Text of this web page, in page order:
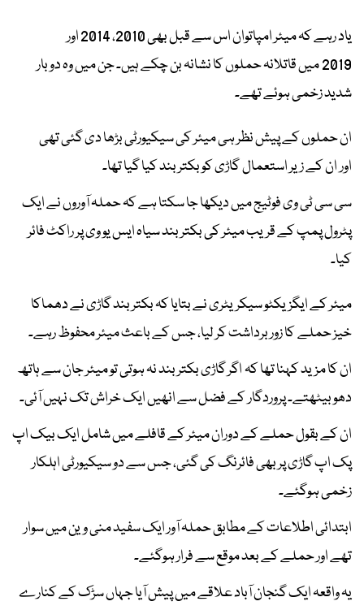
یاد رہے کہ میئر امپاتوان اس سے قبل بھی 2010، 2014 اور
2019 میں قاتلانہ حملوں کا نشانہ بن چکے ہیں۔ جن میں وہ دو بار
شدید زخمی ہوئے تھے۔
ان حملوں کے پیش نظر ہی میئر کی سیکیورٹی بڑھا دی گئی تھی
اور ان کے زیر استعمال گاڑی کو بکتر بند کیا گیا تھا۔
سی سی ٹی وی فوٹیج میں دیکھا جا سکتا ہے کہ حملہ آوروں نے ایک
پٹرول پمپ کے قریب میئر کی بکتر بند سیاہ ایس یو وی پر راکٹ فائر
کیا۔
میئر کے ایگزیکٹو سیکریٹری نے بتایا کہ بکتر بند گاڑی نے دھماکا
خیز حملے کا زور برداشت کر لیا، جس کے باعث میئر محفوظ رہے۔
ان کا مزید کہنا تھا کہ اگر گاڑی بکتر بند نہ ہوتی تو میئر جان سے ہاتھ
دھو بیٹھتے۔ پروردگار کے فضل سے انھیں ایک خراش تک نہیں آئی۔
ان کے بقول حملے کے دوران میئر کے قافلے میں شامل ایک بیک اپ
پک اپ گاڑی پر بھی فائرنگ کی گئی، جس سے دو سیکیورٹی اہلکار
زخمی ہوگئے۔
ابتدائی اطلاعات کے مطابق حملہ آور ایک سفید منی وین میں سوار
تھے اور حملے کے بعد موقع سے فرار ہوگئے۔
یہ واقعہ ایک گنجان آباد علاقے میں پیش آیا جہاں سڑک کے کنارے